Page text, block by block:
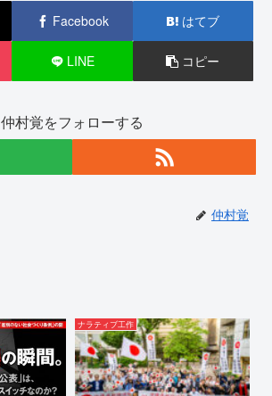
Facebook はてブ
LINE コピー
仲村覚をフォローする
仲村覚
ナラティブ工作